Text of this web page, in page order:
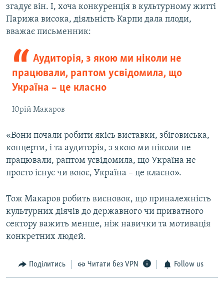
згадує він. І, хоча конкуренція в культурному житті
Парижа висока, діяльність Карпи дала плоди,
вважає письменник:
Аудиторія, з якою ми ніколи не
працювали, раптом усвідомила, що
Україна – це класно
Юрій Макаров
«Вони почали робити якісь виставки, збіговиська,
концерти, і та аудиторія, з якою ми ніколи не
працювали, раптом усвідомила, що Україна не
просто існує чи воює, Україна – це класно».
Тож Макаров робить висновок, що приналежність
культурних діячів до державного чи приватного
сектору важить менше, ніж навички та мотивація
конкретних людей.
Поділитись Читати без VPN Follow us